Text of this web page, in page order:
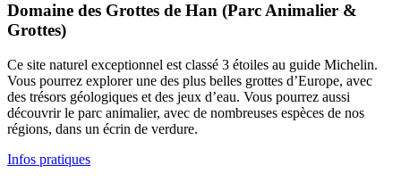
Domaine des Grottes de Han (Parc Animalier &
Grottes)
Ce site naturel exceptionnel est classé 3 étoiles au guide Michelin.
Vous pourrez explorer une des plus belles grottes d’Europe, avec
des trésors géologiques et des jeux d’eau. Vous pourrez aussi
découvrir le parc animalier, avec de nombreuses espèces de nos
régions, dans un écrin de verdure.
Infos pratiques